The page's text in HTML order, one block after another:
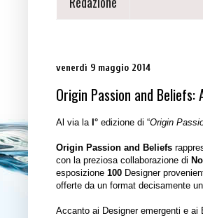
venerdì 9 maggio 2014
Origin Passion and Beliefs:
Al via la I° edizione di “Origin
Origin Passion and Beliefs
con la preziosa collaborazione di
esposizione 100 Designer
offerte da un format decisamente
Accanto ai Designer emergenti e ai